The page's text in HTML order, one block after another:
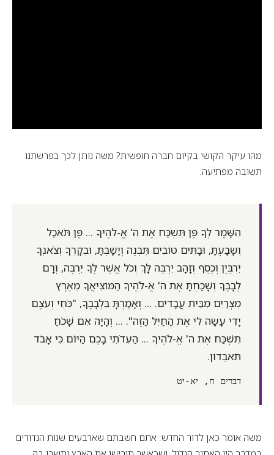
מהו עיקר הקושי בקיום חברה חופשית? משה נותן לכך בפרשתנו
תשובה מפתיעה.
הִשָּׁמֶר לְךָ פֶּן תִּשְׁכַּח אֶת ה' אֱ-לֹהֶיךָ ... פֶּן תֹּאכַל
וְשָׂבָעְתָּ, וּבָתִּים טוֹבִים תִּבְנֶה וְיָשָׁבְתָּ, וּבְקָרְךָ וְצֹאנְךָ
יִרְבְּיֻן וְכֶסֶף וְזָהָב יִרְבֶּה לָּךְ וְכֹל אֲשֶׁר לְךָ יִרְבֶּה, וְרָם
לְבָבֶךָ וְשָׁכַחְתָּ אֶת ה' אֱ-לֹהֶיךָ הַמּוֹצִיאֲךָ מֵאֶרֶץ
מִצְרַיִם מִבֵּית עֲבָדִים. ... וְאָמַרְתָּ בִּלְבָבֶךָ, "כֹּחִי וְעֹצֶם
יָדִי עָשָׂה לִי אֶת הַחַיִל הַזֶּה". ... וְהָיָה אִם שָׁכֹחַ
תִּשְׁכַּח אֶת ה' אֱ-לֹהֶיךָ ... הַעִדֹתִי בָכֶם הַיּוֹם כִּי אָבֹד
תֹּאבֵדוּן.
דברים ח, יא-יט
משה אומר כאן לדור החדש: אתם חשבתם שארבעים שנות הנדודים